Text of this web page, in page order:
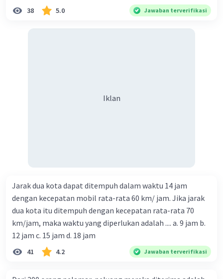
38 5.0 Jawaban terverifikasi
Iklan
Jarak dua kota dapat ditempuh dalam waktu 14 jam
dengan kecepatan mobil rata-rata 60 km/ jam. Jika jarak
dua kota itu ditempuh dengan kecepatan rata-rata 70
km/jam, maka waktu yang diperlukan adalah .... a. 9 jam b.
12 jam c. 15 jam d. 18 jam
41 4.2 Jawaban terverifikasi